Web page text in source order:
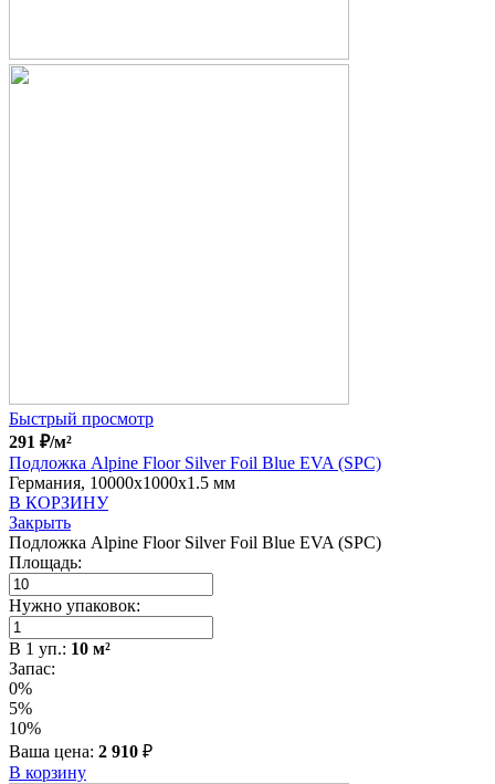
Быстрый просмотр
291 ₽/м²
Подложка Alpine Floor Silver Foil Blue EVA (SPC)
Германия, 10000x1000x1.5 мм
В КОРЗИНУ
Закрыть
Подложка Alpine Floor Silver Foil Blue EVA (SPC)
Площадь:
Нужно упаковок:
В 1 уп.: 10 м²
Запас:
0%
5%
10%
Ваша цена: 2 910 ₽
В корзину